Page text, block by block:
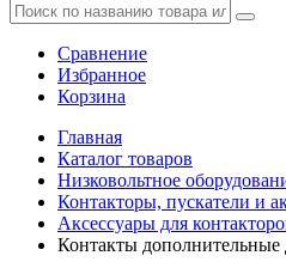
Сравнение
Избранное
Корзина
Главная
Каталог товаров
Низковольтное
Контакторы, пускатели и
Аксессуары для
Контакты дополнительные